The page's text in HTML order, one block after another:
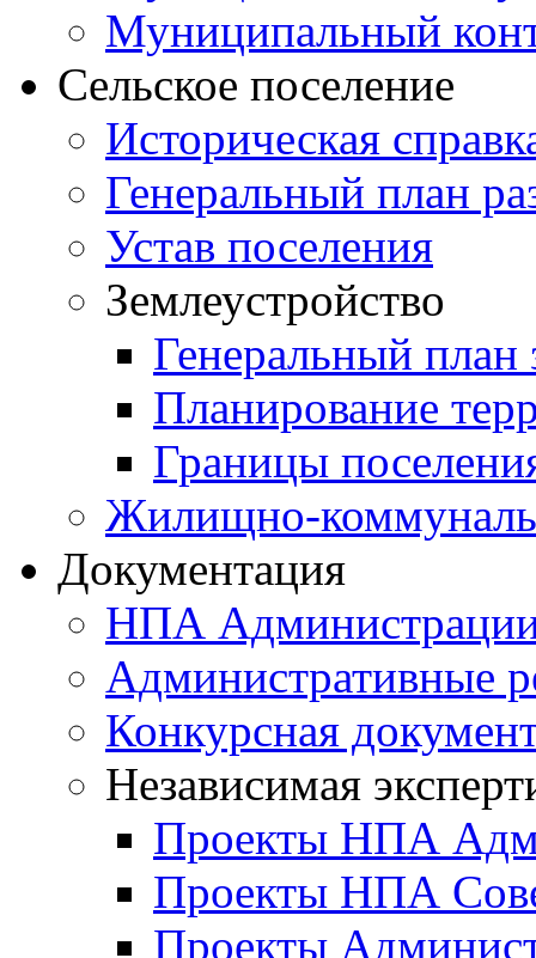
Муниципальный
Сельское поселение
Историческая
Генеральный план
Устав поселения
Землеустройство
Генеральный план
Планирование
Границы
Жилищно-
Документация
НПА
Административные
Конкурсная
Независимая
Проекты НПА
Проекты НПА
Проекты